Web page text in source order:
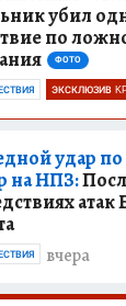
убил
по
ФОТО
ЭКСКЛЮЗИВ
удар
на НПЗ:
вчера